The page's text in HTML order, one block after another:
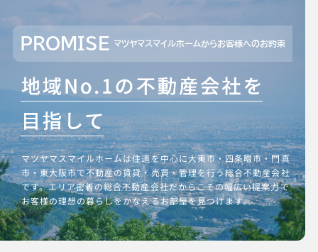
PROMISE マツヤマスマイルホームからお客様へのお約束
マツヤマスマイルホームは住道を中心に大東市・四条畷市・門真
市・東大阪市で不動産の賃貸・売買・管理を行う総合不動産会社
です。エリア密着の総合不動産会社だからこその幅広い提案力で
お客様の理想の暮らしをかなえるお部屋を見つけます。